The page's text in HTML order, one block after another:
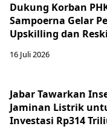
Dukung Korban
Sampoerna Gelar
Upskilling dan
16 Juli 2026
Jabar Tawarkan
Jaminan Listrik
Investasi Rp314